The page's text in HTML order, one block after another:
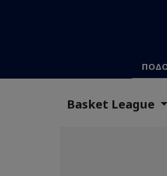
Basket League